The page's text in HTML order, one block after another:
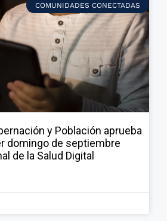
COMUNIDADES CONECTADAS
y Población aprueba
domingo de septiembre
de la Salud Digital